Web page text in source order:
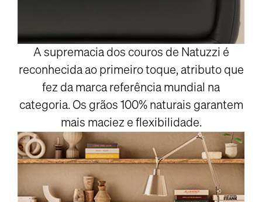
A supremacia dos couros de Natuzzi é
reconhecida ao primeiro toque, atributo que
fez da marca referência mundial na
categoria. Os grãos 100% naturais garantem
mais maciez e flexibilidade.